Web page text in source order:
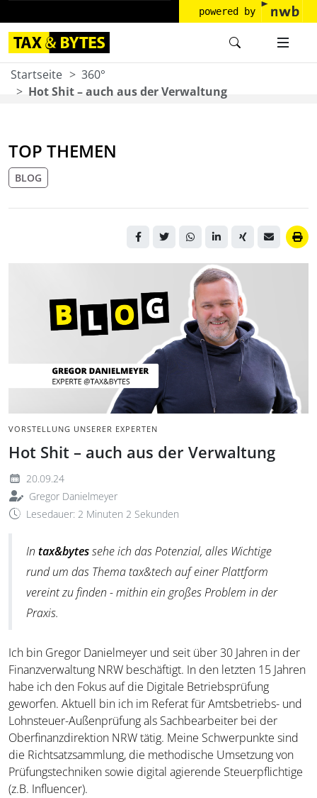
powered by
Startseite
360°
Hot Shit – auch aus der Verwaltung
TOP THEMEN
BLOG
VORSTELLUNG UNSERER EXPERTEN
Hot Shit – auch aus der Verwaltung
20.09.24
Gregor Danielmeyer
Lesedauer: 2 Minuten 2 Sekunden
BILD:
In tax&bytessehe ich das Potenzial, alles Wichtige
rund um das Thema tax&tech auf einer Plattform
vereint zu finden - mithin ein großes Problem in der
Praxis.
Ich bin Gregor Danielmeyer und seit über 30 Jahren in der
Finanzverwaltung NRW beschäftigt. In den letzten 15 Jahren
habe ich den Fokus auf die Digitale Betriebsprüfung
geworfen. Aktuell bin ich im Referat für Amtsbetriebs- und
Lohnsteuer-Außenprüfung als Sachbearbeiter bei der
Oberfinanzdirektion NRW tätig. Meine Schwerpunkte sind
die Richtsatzsammlung, die methodische Umsetzung von
Prüfungstechniken sowie digital agierende Steuerpflichtige
(z.B. Influencer).